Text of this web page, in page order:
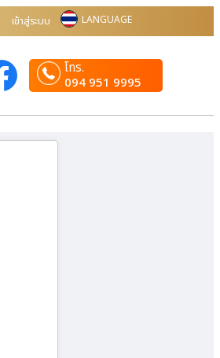
เข้าสู่ระบบ LANGUAGE
โทร.
094 951 9995